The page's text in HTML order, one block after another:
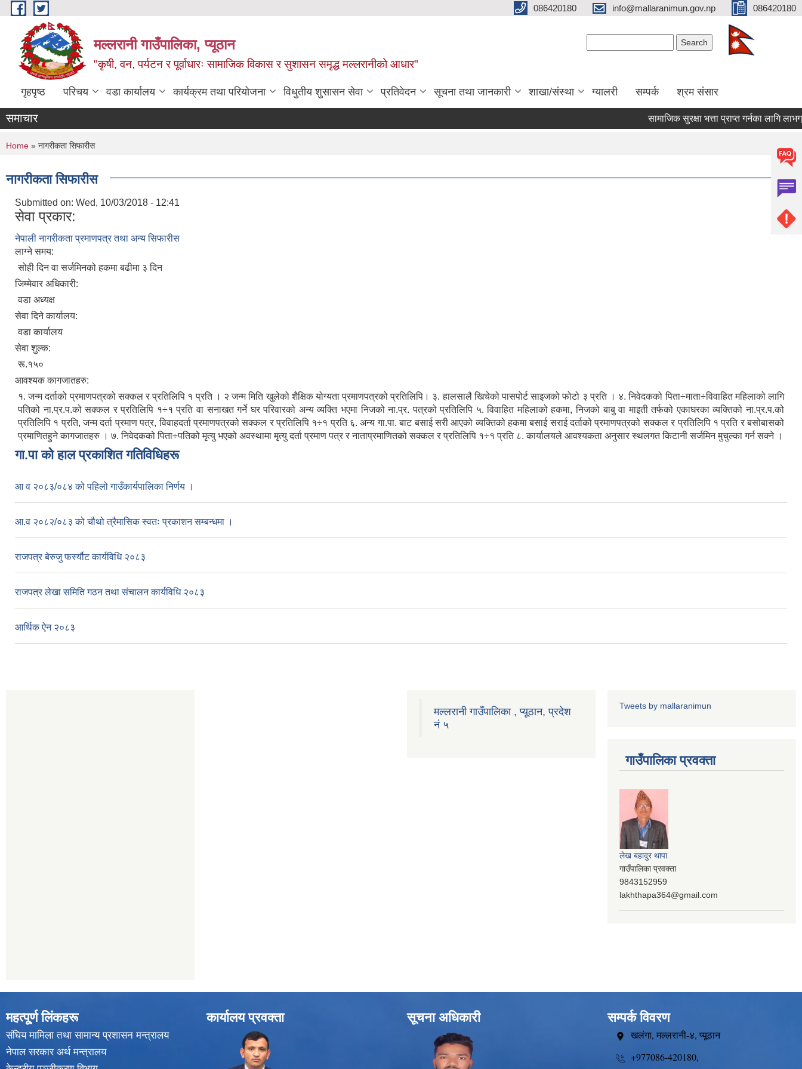
Skip to main content 086420180 info@mallaranimun.gov.np 086420180
मल्लरानी गाउँपालिका, प्यूठान
"कृषी, वन, पर्यटन र पूर्वाधारः सामाजिक विकास र सुशासन समृद्ध मल्लरानीको आधार"
गृहपृष्ठ परिचय वडा कार्यालय कार्यक्रम तथा परियोजना विधुतीय शुसासन सेवा प्रतिवेदन सूचना तथा जानकारी शाखा/संस्था ग्यालरी सम्पर्क श्रम संसार
समाचार सामाजिक सुरक्षा भत्ता प्राप्त गर्नका लागि
You are here
Home » नागरीकता सिफारीस
नागरीकता सिफारीस
Submitted on: Wed, 10/03/2018 - 12:41
सेवा प्रकार:
नेपाली नागरीकता प्रमाणपत्र तथा अन्य सिफारीस
लाग्ने समय:
सोही दिन वा सर्जमिनको हकमा बढीमा ३ दिन
जिम्मेवार अधिकारी:
वडा अध्यक्ष
सेवा दिने कार्यालय:
वडा कार्यालय
सेवा शुल्क:
रू.१५०
आवश्यक कागजातहरु:
१. जन्म दर्ताको प्रमाणपत्रको सक्कल र प्रतिलिपि १ प्रति । २ जन्म मिति खुलेको शैक्षिक योग्यता प्रमाणपत्रको प्रतिलिपि। ३. हालसालै खिचेको पासपोर्ट साइजको फोटो ३ प्रति । ४. निवेदकको पिता÷माता÷विवाहित महिलाको लागि
पतिको ना.प्र.प.को सक्कल र प्रतिलिपि १÷१ प्रति वा सनाखत गर्ने घर परिवारको अन्य व्यक्ति भएमा निजको ना.प्र. पत्रको प्रतिलिपि ५. विवाहित महिलाको हकमा, निजको बाबु वा माइती तर्फको एकाघरका व्यक्तिको ना.प्र.प.को
प्रतिलिपि १ प्रति, जन्म दर्ता प्रमाण पत्र, विवाहदर्ता प्रमाणपत्रको सक्कल र प्रतिलिपि १÷१ प्रति ६. अन्य गा.पा. बाट बसाई सरी आएको व्यक्तिको हकमा बसाई सराई दर्ताको प्रमाणपत्रको सक्कल र प्रतिलिपि १ प्रति र बसोबासको
प्रमाणितहुने कागजातहरु । ७. निवेदकको पिता÷पतिको मृत्यु भएको अवस्थामा मृत्यु दर्ता प्रमाण पत्र र नाताप्रमाणितको सक्कल र प्रतिलिपि १÷१ प्रति ८. कार्यालयले आवश्यकता अनुसार स्थलगत किटानी सर्जमिन मुचुल्का गर्न सक्ने ।
गा.पा काे हाल प्रकाशित गतिविधिहरू
आ व २०८३/०८४ को पहिलो गाउँकार्यपालिका निर्णय ।
आ.व २०८२/०८३ को चौथो त्रैमासिक स्वतः प्रकाशन सम्बन्धमा ।
राजपत्र बेरुजु फर्स्यौट कार्यविधि २०८३
राजपत्र लेखा समिति गठन तथा संचालन कार्यविधि २०८३
आर्थिक ऐन २०८३
मल्लरानी गाउँपालिका , प्यूठान, प्रदेश
नं ५
Tweets by mallaranimun
गाउँपालिका प्रवक्ता
लेख बहादुर थापा
गाउँपालिका प्रवक्ता
9843152959
lakhthapa364@gmail.com
महत्पू्र्ण लिंकहरू
संघिय मामिला तथा सामान्य प्रशासन मन्त्रालय
नेपाल सरकार अर्थ मन्त्रालय
कार्यालय प्रवक्ता सूचना अधिकारी सम्पर्क विवरण
खलंगा, मल्लरानी-४, प्यूठान
+977086-420180,